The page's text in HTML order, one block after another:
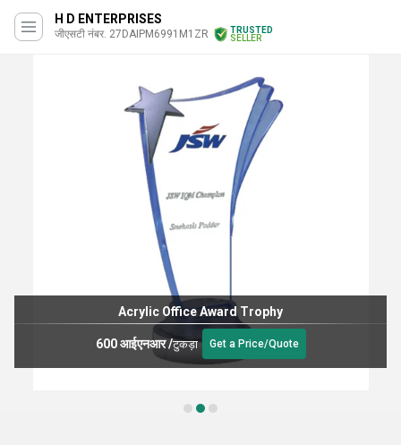
H D ENTERPRISES
जीएसटी नंबर. 27DAIPM6991M1ZR
TRUSTED
SELLER
Clear Acrylic Dome
200 आईएनआर/टुकड़ा Get a Price/Quote